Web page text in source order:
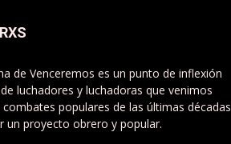
de Venceremos es un punto de inflexión
luchadores y luchadoras que venimos
populares de las últimas décadas
un proyecto obrero y popular.